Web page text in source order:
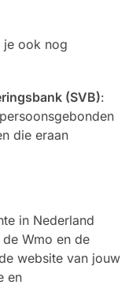
je ook nog
(SVB):
die eraan
in Nederland
Wmo en de
website van jouw
en